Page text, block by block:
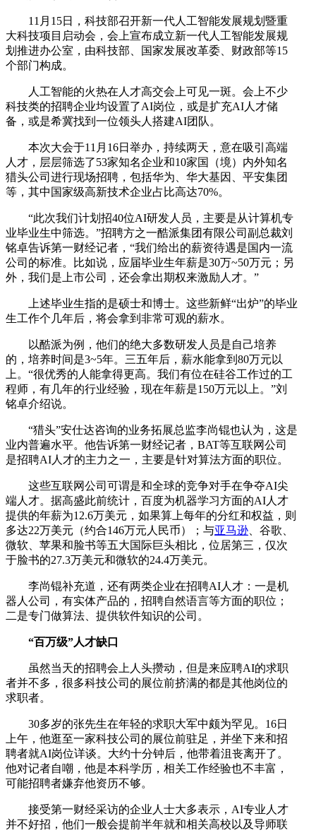
11月15日，科技部召开新一代人工智能发展规划暨重
大科技项目启动会，会上宣布成立新一代人工智能发展规
划推进办公室，由科技部、国家发展改革委、财政部等15
个部门构成。
人工智能的火热在人才高交会上可见一斑。会上不少
科技类的招聘企业均设置了AI岗位，或是扩充AI人才储
备，或是希冀找到一位领头人搭建AI团队。
本次大会于11月16日举办，持续两天，意在吸引高端
人才，层层筛选了53家知名企业和10家国（境）内外知名
猎头公司进行现场招聘，包括华为、华大基因、平安集团
等，其中国家级高新技术企业占比高达70%。
“此次我们计划招40位AI研发人员，主要是从计算机专
业毕业生中筛选。”招聘方之一酷派集团有限公司副总裁刘
铭卓告诉第一财经记者，“我们给出的薪资待遇是国内一流
公司的标准。比如说，应届毕业生年薪是30万~50万元；另
外，我们是上市公司，还会拿出期权来激励人才。”
上述毕业生指的是硕士和博士。这些新鲜“出炉”的毕业
生工作个几年后，将会拿到非常可观的薪水。
以酷派为例，他们的绝大多数研发人员是自己培养
的，培养时间是3~5年。三五年后，薪水能拿到80万元以
上。“很优秀的人能拿得更高。我们有位在硅谷工作过的工
程师，有几年的行业经验，现在年薪是150万元以上。”刘
铭卓介绍说。
“猎头”安仕达咨询的业务拓展总监李尚锟也认为，这是
业内普遍水平。他告诉第一财经记者，BAT等互联网公司
是招聘AI人才的主力之一，主要是针对算法方面的职位。
这些互联网公司可谓是和全球的竞争对手在争夺AI尖
端人才。据高盛此前统计，百度为机器学习方面的AI人才
提供的年薪为12.6万美元，如果算上每年的分红和权益，则
多达22万美元（约合146万元人民币）；与亚马逊 、谷歌、
微软、苹果和脸书等五大国际巨头相比，位居第三，仅次
于脸书的27.3万美元和微软的24.4万美元。
李尚锟补充道，还有两类企业在招聘AI人才：一是机
器人公司，有实体产品的，招聘自然语言等方面的职位；
二是专门做算法、提供软件知识的公司。
“百万级”人才缺口
虽然当天的招聘会上人头攒动，但是来应聘AI的求职
者并不多，很多科技公司的展位前挤满的都是其他岗位的
求职者。
30多岁的张先生在年轻的求职大军中颇为罕见。16日
上午，他逛至一家科技公司的展位前驻足，并坐下来和招
聘者就AI岗位详谈。大约十分钟后，他带着沮丧离开了。
他对记者自嘲，他是本科学历，相关工作经验也不丰富，
可能招聘者嫌弃他资历不够。
接受第一财经采访的企业人士大多表示，AI专业人才
并不好招，他们一般会提前半年就和相关高校以及导师联